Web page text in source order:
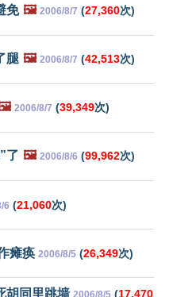
免 🖼️ 2006/8/7 (27,360次)
腿 🖼️ 2006/8/7 (42,513次)
2006/8/7 (39,349次)
了 🖼️ 2006/8/6 (99,962次)
6 (21,060次)
瘫痪 2006/8/5 (26,349次)
胡同里跳墙 2006/8/5 (17,470